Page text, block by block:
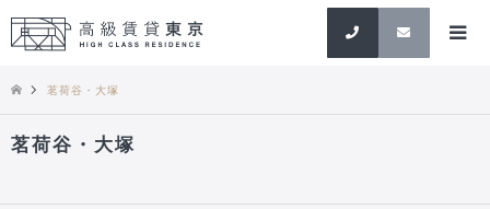
検索
茗荷谷・大塚
茗荷谷・大塚